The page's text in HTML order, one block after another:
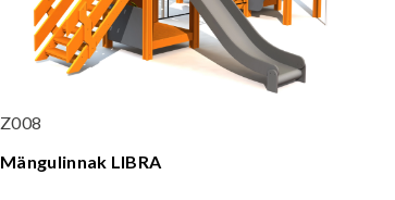
Z008
Mängulinnak LIBRA